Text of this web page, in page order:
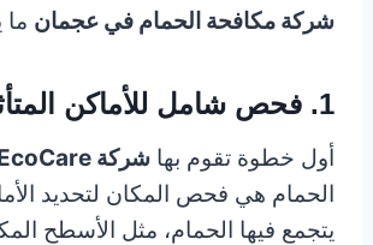
شركة مكافحة الحمام في عجمان ما
1. فحص شامل للأماكن المتأثرة
أول خطوة تقوم بها شركة EcoCare
الحمام هي فحص المكان لتحديد
يتجمع فيها الحمام، مثل الأسطح